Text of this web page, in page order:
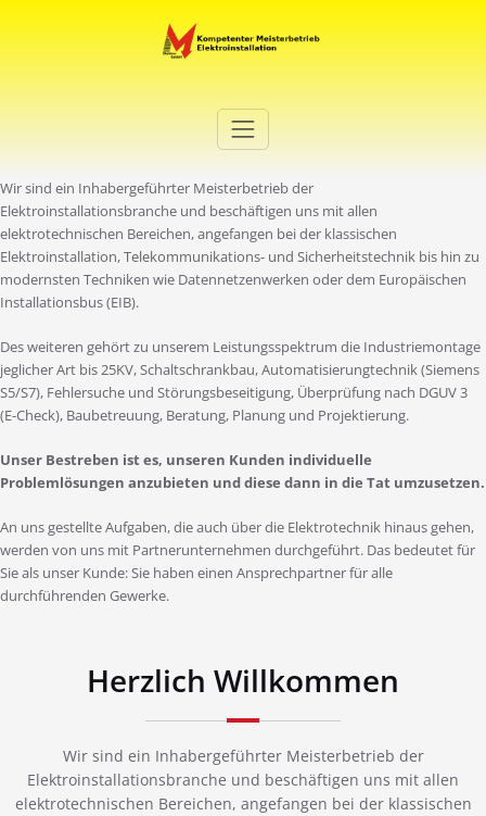
Elektro Martini
Wir sind ein Inhabergeführter Meisterbetrieb der
Elektroinstallationsbranche und beschäftigen uns mit allen
elektrotechnischen Bereichen, angefangen bei der klassischen
Elektroinstallation, Telekommunikations- und Sicherheitstechnik bis hin zu
modernsten Techniken wie Datennetzenwerken oder dem Europäischen
Installationsbus (EIB).
Des weiteren gehört zu unserem Leistungsspektrum die Industriemontage
jeglicher Art bis 25KV, Schaltschrankbau, Automatisierungtechnik (Siemens
S5/S7), Fehlersuche und Störungsbeseitigung, Überprüfung nach DGUV 3
(E-Check), Baubetreuung, Beratung, Planung und Projektierung.
Unser Bestreben ist es, unseren Kunden individuelle
Problemlösungen anzubieten und diese dann in die Tat umzusetzen.
An uns gestellte Aufgaben, die auch über die Elektrotechnik hinaus gehen,
werden von uns mit Partnerunternehmen durchgeführt. Das bedeutet für
Sie als unser Kunde: Sie haben einen Ansprechpartner für alle
durchführenden Gewerke.
Herzlich Willkommen
Wir sind ein Inhabergeführter Meisterbetrieb der
Elektroinstallationsbranche und beschäftigen uns mit allen
elektrotechnischen Bereichen, angefangen bei der klassischen